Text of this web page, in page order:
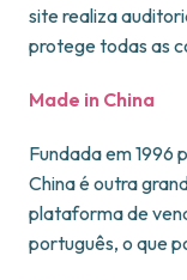
site realiza
protege todas as
Made in China
Fundada em 1996
China é outra
plataforma de
português, o que